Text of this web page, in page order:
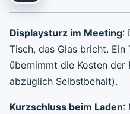
Displaysturz im Meeting:
Tisch, das Glas bricht. Ein
übernimmt die Kosten
abzüglich Selbstbehalt).
Kurzschluss beim Laden: